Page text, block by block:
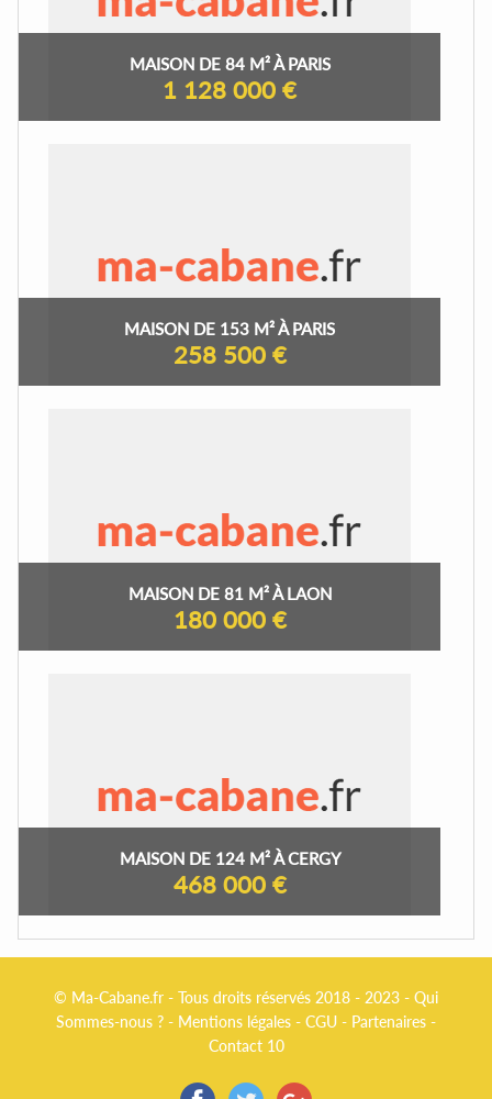
MAISON DE 84 M² À PARIS
1 128 000 €
MAISON DE 153 M² À PARIS
258 500 €
MAISON DE 81 M² À LAON
180 000 €
MAISON DE 124 M² À CERGY
468 000 €
© Ma-Cabane.fr - Tous droits réservés 2018 - 2023 - Qui
Sommes-nous ? - Mentions légales - CGU - Partenaires -
Contact 10